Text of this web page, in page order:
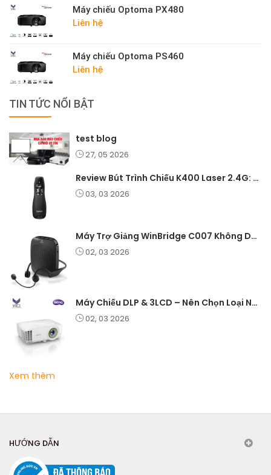
Máy chiếu Optoma PX480
Liên hệ
Máy chiếu Optoma PS460
Liên hệ
TIN TỨC NỔI BẬT
test blog
27, 05 2026
Review Bút Trình Chiếu K400 Laser 2.4G: Nhỏ Gọn, Ổn Định, Lý Tưởng Cho Giáo Viên Và Doanh Nghiệp
03, 03 2026
Máy Trợ Giảng WinBridge C007 Không Dây – Pin Lâu, Âm Thanh Rõ
02, 03 2026
Máy Chiếu DLP & 3LCD – Nên Chọn Loại Nào Cho Văn Phòng & Giải Trí?
02, 03 2026
Xem thêm
HƯỚNG DẪN